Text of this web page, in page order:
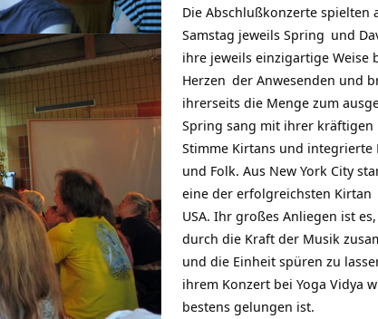
Die Abschlußkonzerte spielten
Samstag jeweils Spring und
ihre jeweils einzigartige Weise
Herzen der Anwesenden und
ihrerseits die Menge zum
Spring sang mit ihrer kräftigen
Stimme Kirtans und integrierte
und Folk. Aus New York City
eine der erfolgreichsten Kirtan
USA. Ihr großes Anliegen ist
durch die Kraft der Musik
und die Einheit spüren zu
ihrem Konzert bei Yoga Vidya
bestens gelungen ist.